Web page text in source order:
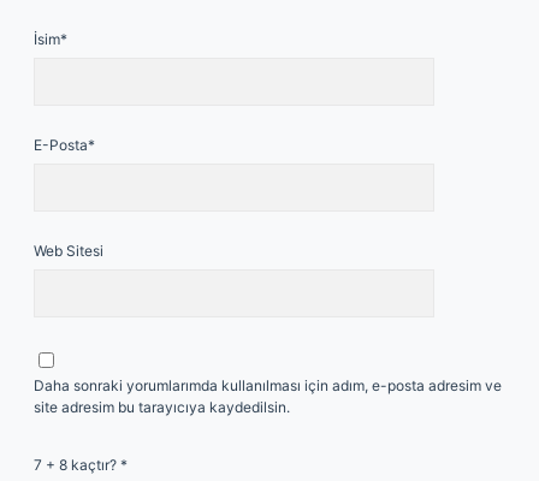
İsim*
E-Posta*
Web Sitesi
Daha sonraki yorumlarımda kullanılması için adım, e-posta adresim ve
site adresim bu tarayıcıya kaydedilsin.
7 + 8 kaçtır? *